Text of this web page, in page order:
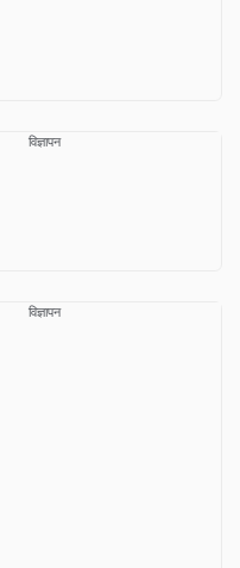
विज्ञापन
विज्ञापन